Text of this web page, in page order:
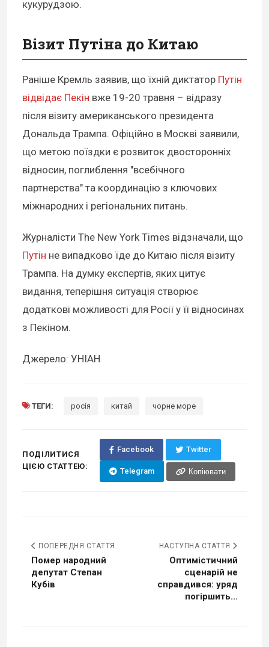
кукурудзою.
Візит Путіна до Китаю
Раніше Кремль заявив, що їхній диктатор Путін
відвідає Пекін вже 19-20 травня – відразу
після візиту американського президента
Дональда Трампа. Офіційно в Москві заявили,
що метою поїздки є розвиток двосторонніх
відносин, поглиблення "всебічного
партнерства" та координацію з ключових
міжнародних і регіональних питань.
Журналісти The New York Times відзначали, що
Путін не випадково їде до Китаю після візиту
Трампа. На думку експертів, яких цитує
видання, теперішня ситуація створює
додаткові можливості для Росії у її відносинах
з Пекіном.
Джерело: УНІАН
ТЕГИ: росія китай чорне море
ПОДІЛИТИСЯ
ЦІЄЮ СТАТТЕЮ:
Facebook Twitter
Telegram Копіювати
ПОПЕРЕДНЯ СТАТТЯ
Помер народний
депутат Степан
Кубів
НАСТУПНА СТАТТЯ
Оптимістичний
сценарій не
справдився: уряд
погіршить...